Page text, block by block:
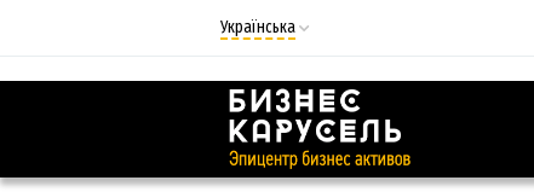
Українська
Русский
Українська